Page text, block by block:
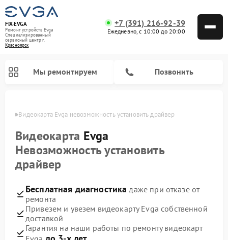
FIX-EVGA
Ремонт устройств Evga
Специализированный
cервисный центр г.
Красноярск
+7 (391) 216-92-39
Ежедневно, с 10:00 до 20:00
Мы ремонтируем Позвонить
Видеокарта Evga невозможность установить драйвер
Видеокарта Evga
Невозможность установить
драйвер
Бесплатная диагностика даже при отказе от
ремонта
Привезем и увезем видеокарту Evga собственной
доставкой
Гарантия на наши работы по ремонту видеокарт